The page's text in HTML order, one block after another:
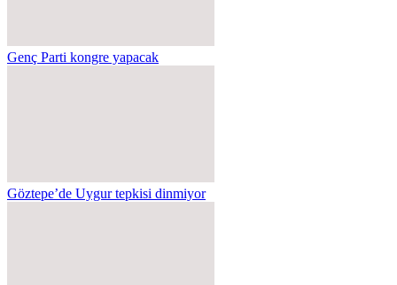
Genç Parti kongre yapacak
Göztepe’de Uygur tepkisi dinmiyor